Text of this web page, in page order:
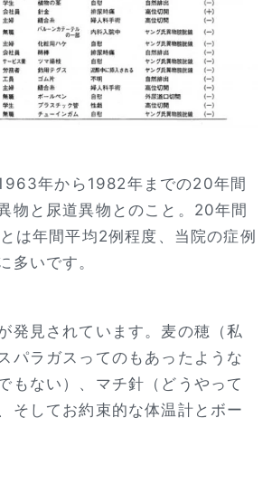
年から1982年までの20年間
物と尿道異物とのこと。20年間
は年間平均2例程度、当院の症例
多いです。
発見されています。麦の穂（私
パラガスってのもあったような
もない）、マチ針（どうやって
そしてお約束的な体温計とボー